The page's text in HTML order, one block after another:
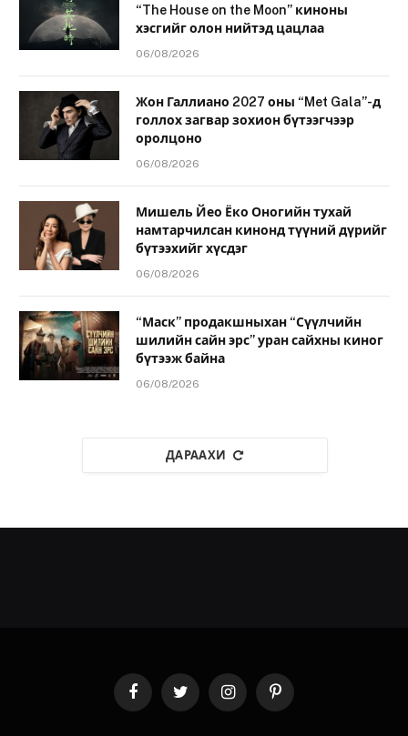
“The House on the Moon” киноны
хэсгийг олон нийтэд цацлаа
06/08/2026
Жон Галлиано 2027 оны “Met Gala”-д
голлох загвар зохион бүтээгчээр
оролцоно
06/08/2026
Мишель Йео Ёко Оногийн тухай
намтарчилсан кинонд түүний дүрийг
бүтээхийг хүсдэг
06/08/2026
“Маск” продакшныхан “Сүүлчийн
шилийн сайн эрс” уран сайхны киног
бүтээж байна
06/08/2026
ДАРААХИ
FacebookTwitter InstagramPinterest